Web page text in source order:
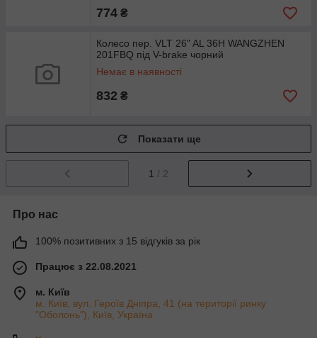
774 ₴
Колесо пер. VLT 26" AL 36H WANGZHEN
201FBQ під V-brake чорний
Немає в наявності
832 ₴
Показати ще
1 / 2
Про нас
100% позитивних з 15 відгуків за рік
Працює з 22.08.2021
м. Київ
м. Київ, вул. Героїв Дніпра, 41 (на території ринку
"Оболонь"), Київ, Україна